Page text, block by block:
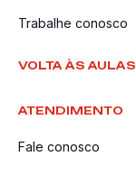
Trabalhe conosco
VOLTA ÀS AULAS
ATENDIMENTO
Fale conosco